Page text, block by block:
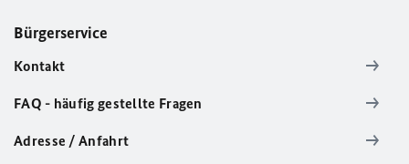
Bürgerservice
Kontakt
FAQ - häufig gestellte Fragen
Adresse / Anfahrt